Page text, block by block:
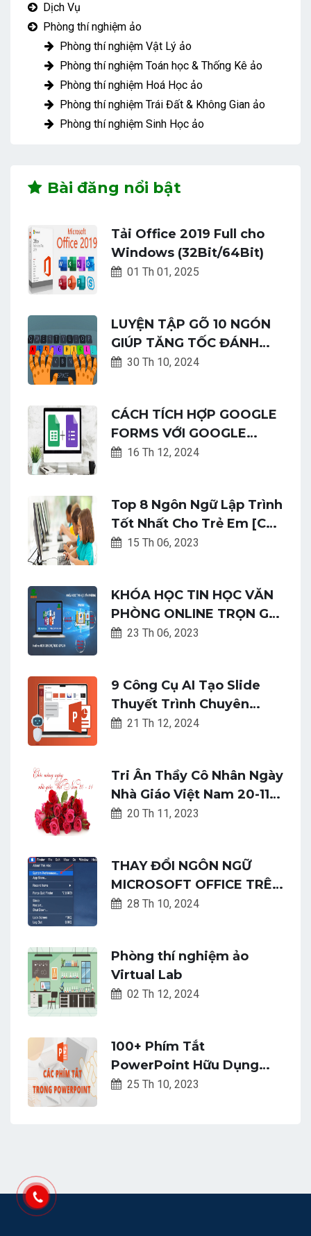
Dịch Vụ
Phòng thí nghiệm ảo
Phòng thí nghiệm Vật Lý ảo
Phòng thí nghiệm Toán học & Thống Kê ảo
Phòng thí nghiệm Hoá Học ảo
Phòng thí nghiệm Trái Đất & Không Gian ảo
Phòng thí nghiệm Sinh Học ảo
Bài đăng nổi bật
Tải Office 2019 Full cho
Windows (32Bit/64Bit)
01 Th 01, 2025
LUYỆN TẬP GÕ 10 NGÓN
GIÚP TĂNG TỐC ĐÁNH
MÁY NHANH CHÓNG DỄ
30 Th 10, 2024
CÁCH TÍCH HỢP GOOGLE
FORMS VỚI GOOGLE
SHEETS: HƯỚNG DẪN CHI
16 Th 12, 2024
Top 8 Ngôn Ngữ Lập Trình
Tốt Nhất Cho Trẻ Em [Cập
Nhật Mới Nhất]
15 Th 06, 2023
KHÓA HỌC TIN HỌC VĂN
PHÒNG ONLINE TRỌN GÓI
TỪ A - Z
23 Th 06, 2023
9 Công Cụ AI Tạo Slide
Thuyết Trình Chuyên
Nghiệp Và Nhanh Chóng
21 Th 12, 2024
Tri Ân Thầy Cô Nhân Ngày
Nhà Giáo Việt Nam 20-11:
Top 22 Lời Chúc Tốt Đẹp
20 Th 11, 2023
THAY ĐỔI NGÔN NGỮ
MICROSOFT OFFICE TRÊN
MACOS CHỈ VỚI VÀI BƯỚC
28 Th 10, 2024
Phòng thí nghiệm ảo
Virtual Lab
02 Th 12, 2024
100+ Phím Tắt
PowerPoint Hữu Dụng
Giúp Bài Thuyết Trình Của
25 Th 10, 2023